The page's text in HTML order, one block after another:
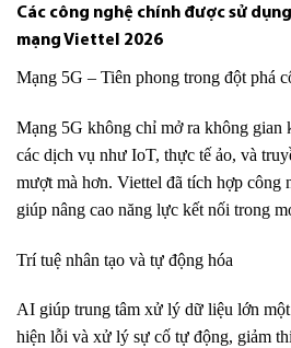
Các công nghệ chính được sử
mạng Viettel 2026
Mạng 5G – Tiên phong trong đột phá
Mạng 5G không chỉ mở ra không gian
các dịch vụ như IoT, thực tế ảo, và
mượt mà hơn. Viettel đã tích hợp công
giúp nâng cao năng lực kết nối trong
Trí tuệ nhân tạo và tự động hóa
AI giúp trung tâm xử lý dữ liệu lớn
hiện lỗi và xử lý sự cố tự động, giảm